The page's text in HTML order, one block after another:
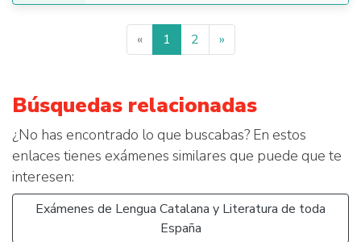
« 1 2 »
Búsquedas relacionadas
¿No has encontrado lo que buscabas? En estos
enlaces tienes exámenes similares que puede que te
interesen:
Exámenes de Lengua Catalana y Literatura de toda
España